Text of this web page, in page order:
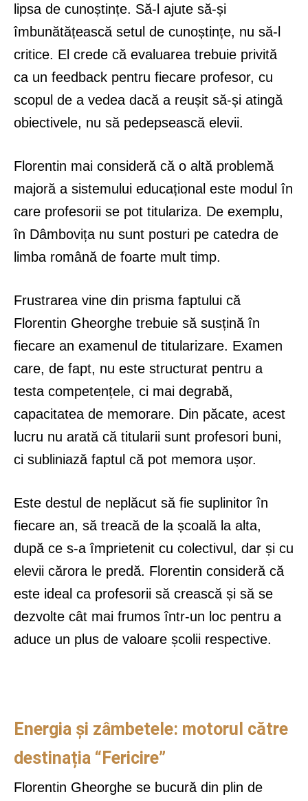
lipsa de cunoștințe. Să-l ajute să-și
îmbunătățească setul de cunoștințe, nu să-l
critice. El crede că evaluarea trebuie privită
ca un feedback pentru fiecare profesor, cu
scopul de a vedea dacă a reușit să-și atingă
obiectivele, nu să pedepsească elevii.
Florentin mai consideră că o altă problemă
majoră a sistemului educațional este modul în
care profesorii se pot titulariza. De exemplu,
în Dâmbovița nu sunt posturi pe catedra de
limba română de foarte mult timp.
Frustrarea vine din prisma faptului că
Florentin Gheorghe trebuie să susțină în
fiecare an examenul de titularizare. Examen
care, de fapt, nu este structurat pentru a
testa competențele, ci mai degrabă,
capacitatea de memorare. Din păcate, acest
lucru nu arată că titularii sunt profesori buni,
ci subliniază faptul că pot memora ușor.
Este destul de neplăcut să fie suplinitor în
fiecare an, să treacă de la școală la alta,
după ce s-a împrietenit cu colectivul, dar și cu
elevii cărora le predă. Florentin consideră că
este ideal ca profesorii să crească și să se
dezvolte cât mai frumos într-un loc pentru a
aduce un plus de valoare școlii respective.
Energia și zâmbetele: motorul către
destinația “Fericire”
Florentin Gheorghe se bucură din plin de